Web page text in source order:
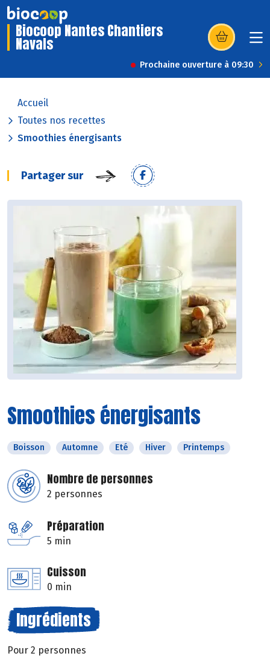
Biocoop Nantes Chantiers
Navals (s’ouvre dans
Prochaine ouverture à 09:30
Accueil
Toutes nos recettes
Smoothies énergisants
Partager sur
Smoothies énergisants
Boisson Automne Eté Hiver Printemps
Nombre de personnes
2 personnes
Préparation
5 min
Cuisson
0 min
Ingrédients
Pour 2 personnes